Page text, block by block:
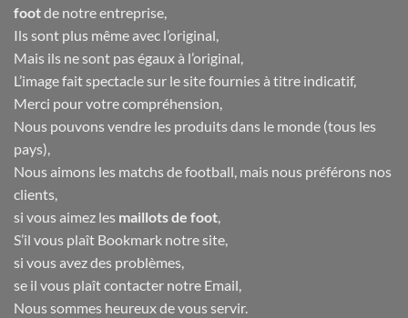
footde notre entreprise,
Ils sont plus même avec l’original,
Mais ils ne sont pas égaux à l’original,
L’image fait spectacle sur le site fournies à titre indicatif,
Merci pour votre compréhension,
Nous pouvons vendre les produits dans le monde (tous les
pays),
Nous aimons les matchs de football, mais nous préférons nos
clients,
si vous aimez les maillots de foot,
S’il vous plaît Bookmark notre site,
si vous avez des problèmes,
se il vous plaît contacter notre Email,
Nous sommes heureux de vous servir.